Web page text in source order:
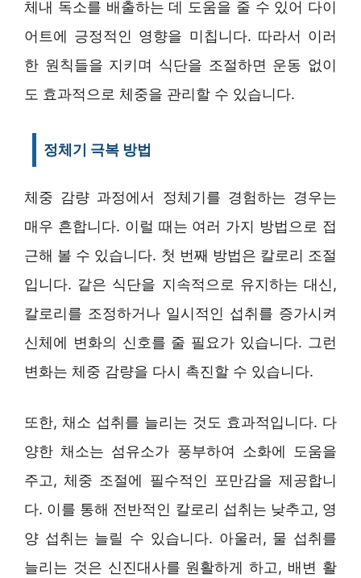
체내 독소를 배출하는 데 도움을 줄 수 있어 다이
어트에 긍정적인 영향을 미칩니다. 따라서 이러
한 원칙들을 지키며 식단을 조절하면 운동 없이
도 효과적으로 체중을 관리할 수 있습니다.
정체기 극복 방법
체중 감량 과정에서 정체기를 경험하는 경우는
매우 흔합니다. 이럴 때는 여러 가지 방법으로 접
근해 볼 수 있습니다. 첫 번째 방법은 칼로리 조절
입니다. 같은 식단을 지속적으로 유지하는 대신,
칼로리를 조정하거나 일시적인 섭취를 증가시켜
신체에 변화의 신호를 줄 필요가 있습니다. 그런
변화는 체중 감량을 다시 촉진할 수 있습니다.
또한, 채소 섭취를 늘리는 것도 효과적입니다. 다
양한 채소는 섬유소가 풍부하여 소화에 도움을
주고, 체중 조절에 필수적인 포만감을 제공합니
다. 이를 통해 전반적인 칼로리 섭취는 낮추고, 영
양 섭취는 늘릴 수 있습니다. 아울러, 물 섭취를
늘리는 것은 신진대사를 원활하게 하고, 배변 활